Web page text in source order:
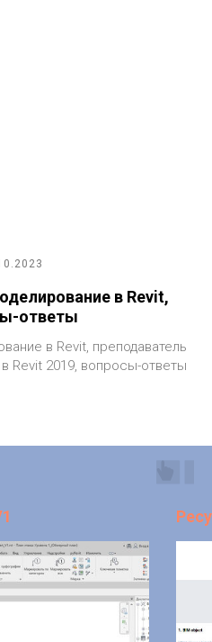
в Revit,
ответы
в Revit, преподаватель
Revit 2019, вопросы-ответы